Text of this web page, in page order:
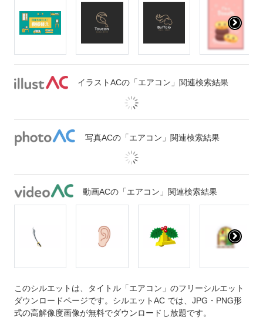
イラストACの「エアコン」関連検索結果
写真ACの「エアコン」関連検索結果
動画ACの「エアコン」関連検索結果
このシルエットは、タイトル「エアコン」のフリーシルエット
ダウンロードページです。シルエットAC では、JPG・PNG形
式の高解像度画像が無料でダウンロードし放題です。